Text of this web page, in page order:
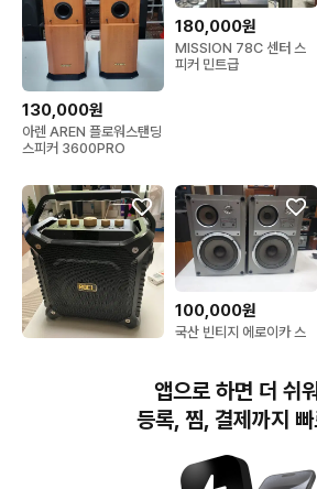
130,000원
아렌 AREN 플로워스탠딩
스피커 3600PRO
180,000원
MISSION 78C 센터 스
피커 민트급
100,000원
국산 빈티지 에로이카 스
앱으로 하면 더 쉬
등록, 찜, 결제까지